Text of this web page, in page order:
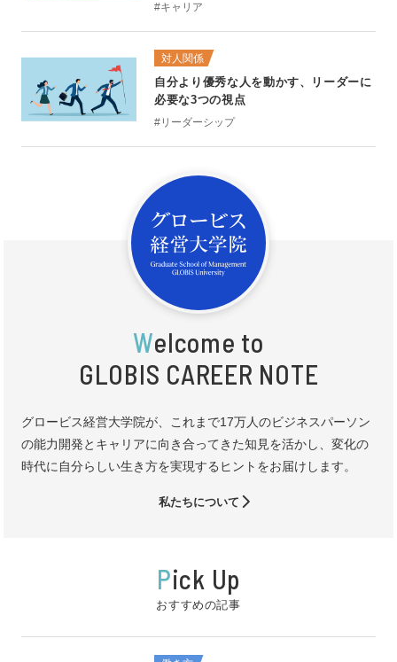
#キャリア
対人関係
自分より優秀な人を動かす、リーダーに
必要な3つの視点
#リーダーシップ
Welcome to
GLOBIS CAREER NOTE
グロービス経営大学院が、これまで17万人のビジネスパーソン
の能力開発とキャリアに向き合ってきた知見を活かし、変化の
時代に自分らしい生き方を実現するヒントをお届けします。
私たちについて
Pick Up
おすすめの記事